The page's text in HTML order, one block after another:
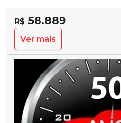
R$ 58.889
Ver mais